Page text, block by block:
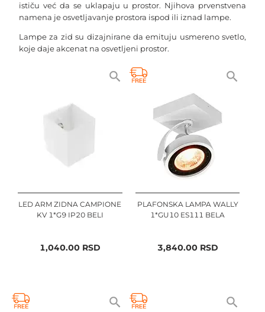
ističu već da se uklapaju u prostor. Njihova prvenstvena
namena je osvetljavanje prostora ispod ili iznad lampe.
Lampe za zid su dizajnirane da emituju usmereno svetlo,
koje daje akcenat na osvetljeni prostor.
LED ARM ZIDNA CAMPIONE
KV 1*G9 IP20 BELI
1,040.00RSD
PLAFONSKA LAMPA WALLY
1*GU10 ES111 BELA
3,840.00RSD